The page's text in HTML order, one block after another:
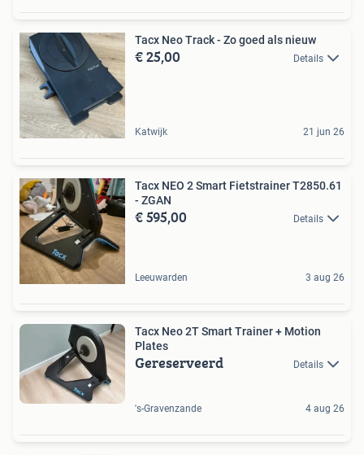
Tacx Neo Track - Zo goed als nieuw
€ 25,00 Details
Katwijk 21 jun 26
Tacx NEO 2 Smart Fietstrainer T2850.61
- ZGAN
€ 595,00 Details
Leeuwarden 3 aug 26
Tacx Neo 2T Smart Trainer + Motion
Plates
Gereserveerd Details
's-Gravenzande 4 aug 26